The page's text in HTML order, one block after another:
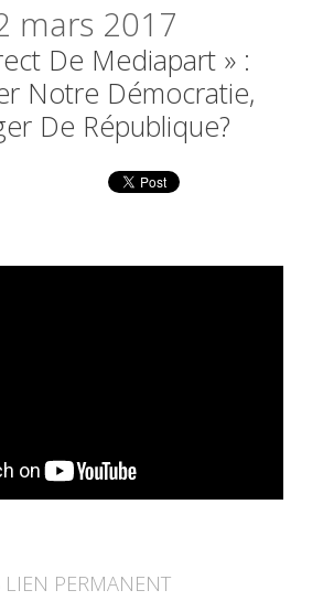
mars 2017
De Mediapart » :
Notre Démocratie,
De République?
LIEN PERMANENT